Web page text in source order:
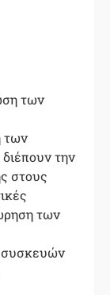
των
των
την
στους
των
συσκευών